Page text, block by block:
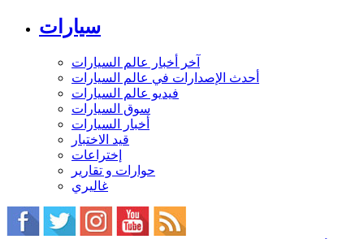
سيارات
آخر أخبار عالم السيارات
أحدث الإصدارات في عالم السيارات
فيديو عالم السيارات
سوق السيارات
أخبار السيارات
قيد الاختبار
إختراعات
حوارات و تقارير
غاليري